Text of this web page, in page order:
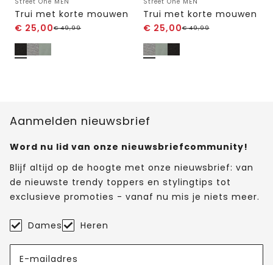
Trui met korte mouwen
€ 25,00€49,99
Trui met korte mouwen
€ 25,00€49,99
Aanmelden nieuwsbrief
Word nu lid van onze nieuwsbriefcommunity!
Blijf altijd op de hoogte met onze nieuwsbrief: van
de nieuwste trendy toppers en stylingtips tot
exclusieve promoties - vanaf nu mis je niets meer.
Dames Heren
E-mailadres